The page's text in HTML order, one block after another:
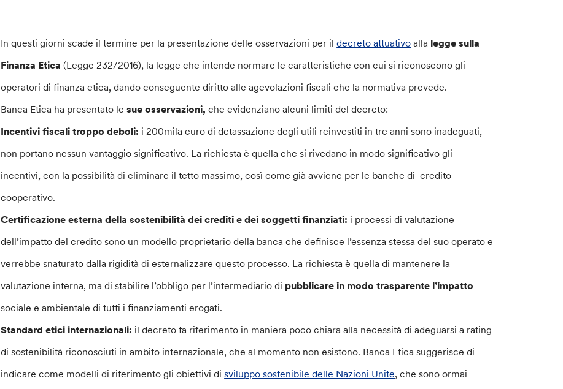
In questi giorni scade il termine per la presentazione delle osservazioni per ildecreto attuativo alla legge sulla
Finanza Etica (Legge 232/2016), la legge che intende normare le caratteristiche con cui si riconoscono gli
operatori di finanza etica, dando conseguente diritto alle agevolazioni fiscali che la normativa prevede.
Banca Etica ha presentato lesue osservazioni, che evidenziano alcuni limiti del decreto:
Incentivi fiscali troppo deboli: i 200mila euro di detassazione degli utili reinvestiti in tre anni sono inadeguati,
non portano nessun vantaggio significativo. La richiesta è quella che si rivedano in modo significativo gli
incentivi, con la possibilità di eliminare il tetto massimo, così come già avviene per le banche di credito
cooperativo.
Certificazione esterna della sostenibilità dei crediti e dei soggetti finanziati: i processi di valutazione
dell’impatto del credito sono un modello proprietario della banca che definisce l’essenza stessa del suo operato e
verrebbe snaturato dalla rigidità di esternalizzare questo processo. La richiesta è quella di mantenere la
valutazione interna, ma di stabilire l’obbligo per l’intermediario di pubblicare in modo trasparente l’impatto
sociale e ambientale di tutti i finanziamenti erogati.
Standard etici internazionali: il decreto fa riferimento in maniera poco chiara alla necessità di adeguarsi a rating
di sostenibilità riconosciuti in ambito internazionale, che al momento non esistono. Banca Etica suggerisce di
indicare come modelli di riferimento gli obiettivi disviluppo sostenibile delle Nazioni Unite, che sono ormai